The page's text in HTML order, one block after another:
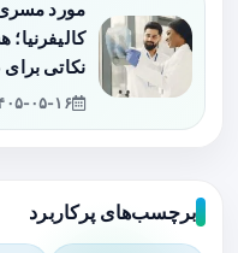
مورد
نکاتی
۱۴۰۵-۰۵-
برچسب‌های پرکاربرد